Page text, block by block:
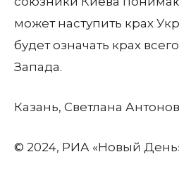
может наступить крах
будет означать крах
Запада.
Казань, Светлана
© 2024, РИА «Новый